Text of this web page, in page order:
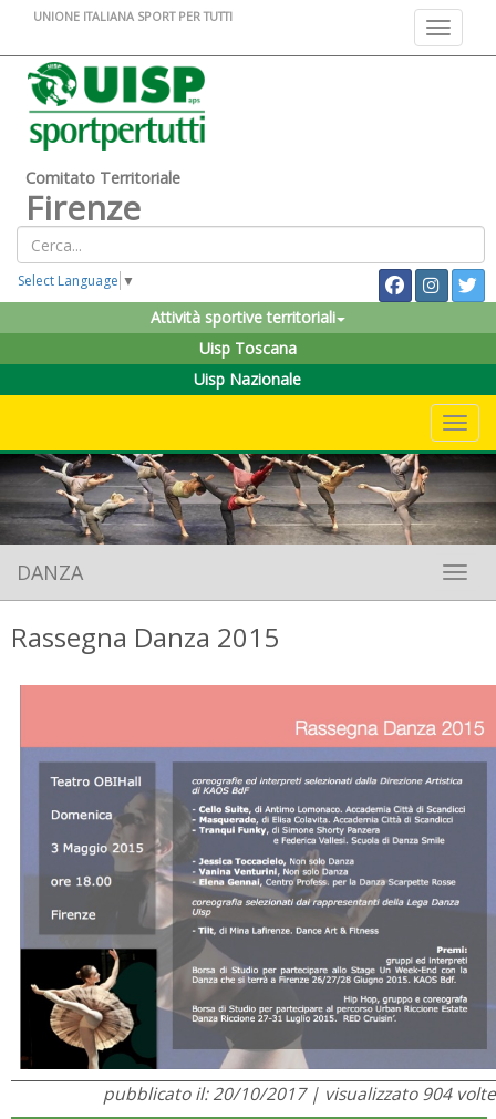
Toggle
UNIONE ITALIANA SPORT PER TUTTI
Comitato Territoriale
Firenze
Select Language ▼
Attività sportive territoriali
Uisp Toscana
Uisp Nazionale
DANZA
Rassegna Danza 2015
pubblicato il: 20/10/2017 | visualizzato 904 volte